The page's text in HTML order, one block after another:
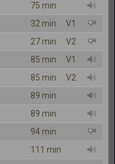
75 min
32 min
V1
27 min
V2
85 min
V1
85 min
V2
89 min
89 min
94 min
111 min